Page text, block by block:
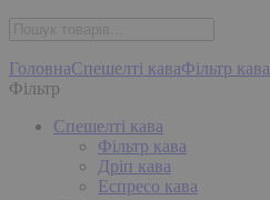
ГоловнаСпешелті каваФільтр кава
Фільтр
Спешелті кава
Фільтр кава
Дріп кава
Еспресо кава